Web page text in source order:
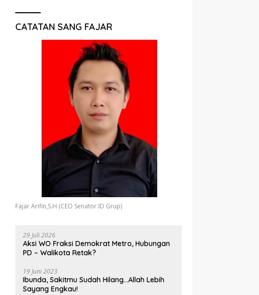
CATATAN SANG FAJAR
Fajar Arifin,S.H (CEO Senator.ID Grup)
29 Juli 2026
Aksi WO Fraksi Demokrat Metro, Hubungan
PD – Walikota Retak?
19 Juni 2023
Ibunda, Sakitmu Sudah Hilang…Allah Lebih
Sayang Engkau!